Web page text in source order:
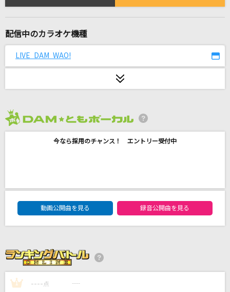
STAY AWAY
ひまわりの約束
the GazettE(ガゼット)
抱きしめたい
ORANGE RANGE
IRIS OUT(ビデオクリップバージョン)
配信中のカラオケ機種
LIVE DAM WAO!
今なら採用のチャンス！ エントリー受付中
DAM★ともボーカルエントリーランキング
動画公開曲を見る
録音公開曲を見る
1 ---- 点 ----